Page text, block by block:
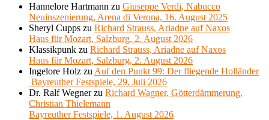
Hannelore Hartmann zu Giuseppe Verdi, Nabucco
Neuinszenierung, Arena di Verona, 16. August 2025
Sheryl Cupps zu Richard Strauss, Ariadne auf Naxos
Haus für Mozart, Salzburg, 2. August 2026
Klassikpunk zu Richard Strauss, Ariadne auf Naxos
Haus für Mozart, Salzburg, 2. August 2026
Ingelore Holz zu Auf den Punkt 99: Der fliegende Holländer
Bayreuther Festspiele, 29. Juli 2026
Dr. Ralf Wegnerzu Richard Wagner, Götterdämmerung,
Christian Thielemann
Bayreuther Festspiele, 1. August 2026